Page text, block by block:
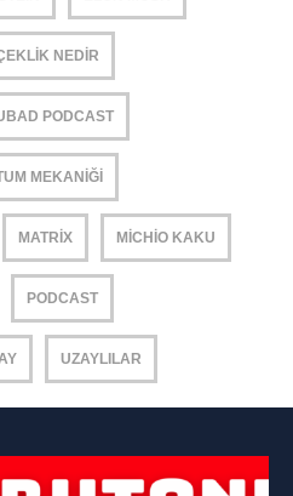
NEDIR
PODCAST
MEKANIĞI
MATRIX MICHIO KAKU
PODCAST
UZAYLILAR